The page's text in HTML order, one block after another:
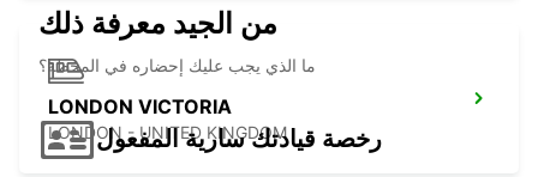
LONDON VICTORIA
LONDON - UNITED KINGDOM
من الجيد معرفة ذلك
ما الذي يجب عليك إحضاره في المحطة؟
رخصة قيادتك سارية المفعول